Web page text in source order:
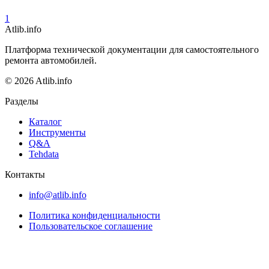
1
Atlib.info
Платформа технической документации для самостоятельного
ремонта автомобилей.
© 2026 Atlib.info
Разделы
Каталог
Инструменты
Q&A
Tehdata
Контакты
info@atlib.info
Политика конфиденциальности
Пользовательское соглашение